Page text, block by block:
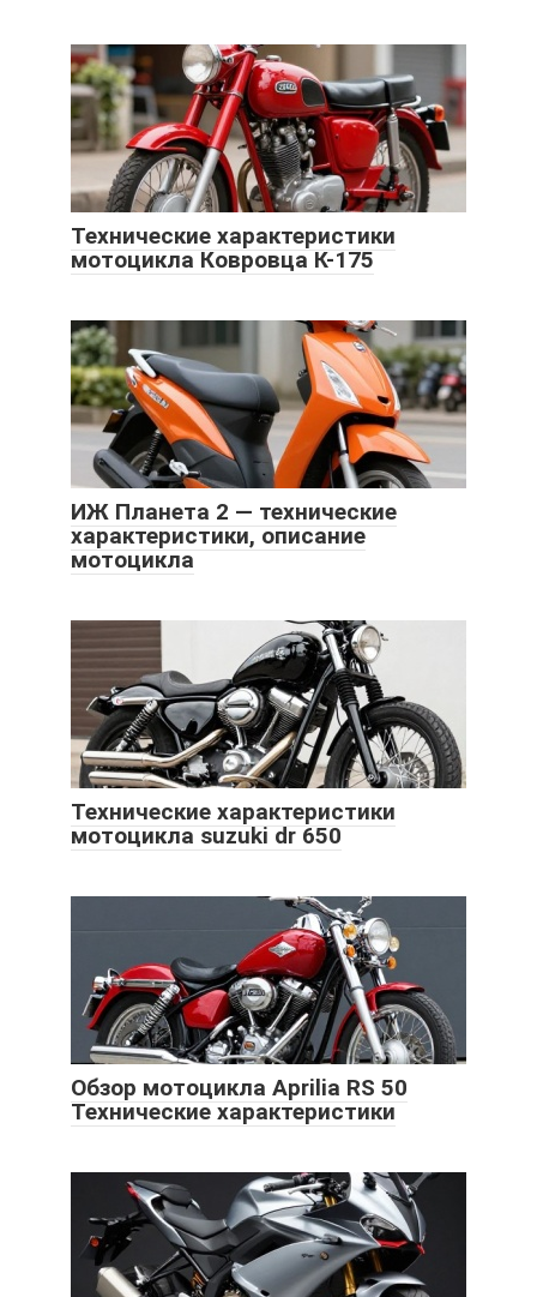
Технические характеристики
мотоцикла Ковровца К-175
ИЖ Планета 2 — технические
характеристики, описание
мотоцикла
Технические характеристики
мотоцикла suzuki dr 650
Обзор мотоцикла Aprilia RS 50
Технические характеристики